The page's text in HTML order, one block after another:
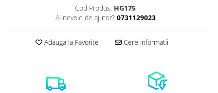
Cod Produs: HG175
Ai nevoie de ajutor? 0731129023
Adauga la Favorite Cere informatii